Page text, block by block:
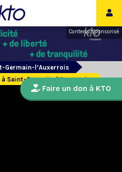
Contenu sponsorisé
Germain-l’Auxerrois
à Saint-Germain-l’Auxerrois
Faire un don à KTO